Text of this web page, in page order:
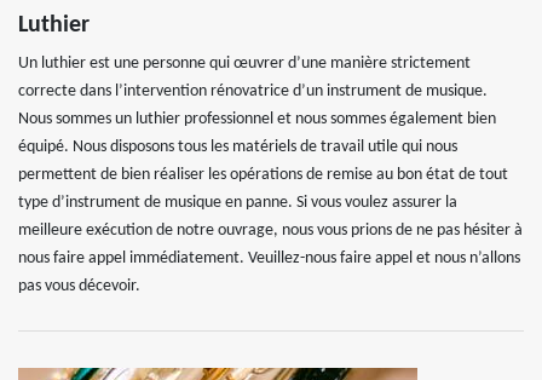
Luthier
Un luthier est une personne qui œuvrer d’une manière strictement
correcte dans l’intervention rénovatrice d’un instrument de musique.
Nous sommes un luthier professionnel et nous sommes également bien
équipé. Nous disposons tous les matériels de travail utile qui nous
permettent de bien réaliser les opérations de remise au bon état de tout
type d’instrument de musique en panne. Si vous voulez assurer la
meilleure exécution de notre ouvrage, nous vous prions de ne pas hésiter à
nous faire appel immédiatement. Veuillez-nous faire appel et nous n’allons
pas vous décevoir.